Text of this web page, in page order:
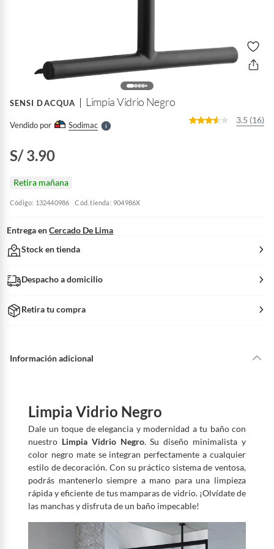
SENSI DACQUA Limpia Vidrio Negro
Vendido por SodimacS
l
r
I
n
3.5 (16)
S/ 3.90
Retira mañana
Código: 132440986 Cód. tienda: 904986X
Entrega en Cercado De Lima
Stock en tienda
Despacho a domicilio
Retira tu compra
Información adicional
Limpia Vidrio Negro
Dale un toque de elegancia y modernidad a tu baño con
nuestro Limpia Vidrio Negro. Su diseño minimalista y
color negro mate se integran perfectamente a cualquier
estilo de decoración. Con su práctico sistema de ventosa,
podrás mantenerlo siempre a mano para una limpieza
rápida y eficiente de tus mamparas de vidrio. ¡Olvídate de
las manchas y disfruta de un baño impecable!